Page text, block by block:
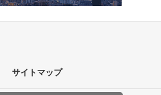
サイトマップ